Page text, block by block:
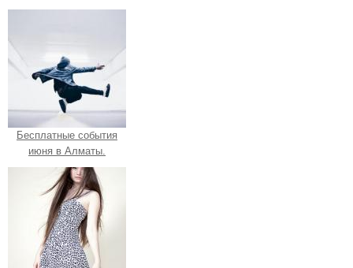
Бесплатные события
июня в Алматы.